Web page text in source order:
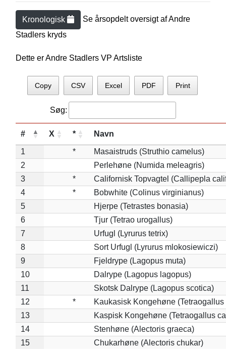
Kronologisk Se årsopdelt oversigt afAndre
Stadlers kryds
Dette er Andre Stadlers VP Artsliste
Copy CSV Excel PDF Print
Søg:
# X * Navn
1 *
Masaistruds (Struthio camelus)
2
Perlehøne (Numida meleagris)
3
*
Californisk Topvagtel (Callipepla
4
*
Bobwhite (Colinus virginianus)
5
Hjerpe (Tetrastes bonasia)
6
Tjur (Tetrao urogallus)
7
Urfugl (Lyrurus tetrix)
8
Sort Urfugl (Lyrurus mlokosiewiczi)
9
Fjeldrype (Lagopus muta)
10
Dalrype (Lagopus lagopus)
11
Skotsk Dalrype (Lagopus scotica)
12
*
Kaukasisk Kongehøne
13
Kaspisk Kongehøne (Tetraogallus
14
Stenhøne (Alectoris graeca)
15
Chukarhøne (Alectoris chukar)